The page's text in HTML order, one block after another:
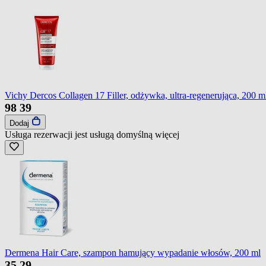
Vichy Dercos Collagen 17 Filler, odżywka, ultra-regenerująca, 200
98 39
Dodaj
Usługa rezerwacji jest usługą domyślną więcej
Dermena Hair Care, szampon hamujący wypadanie włosów, 200 ml